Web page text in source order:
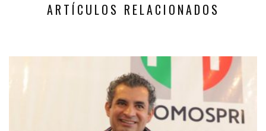
ARTÍCULOS RELACIONADOS